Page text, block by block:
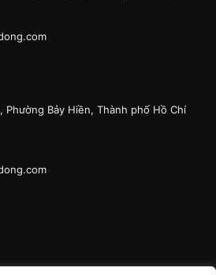
Phường Bảy Hiền, Thành phố Hồ Chí